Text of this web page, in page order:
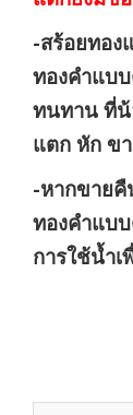
-สร้อยทอง
ทองคำแบ
ทนทาน ที่น้
แตก หัก ข
-หากขายคื
ทองคำแบ
การใช้น้ำ